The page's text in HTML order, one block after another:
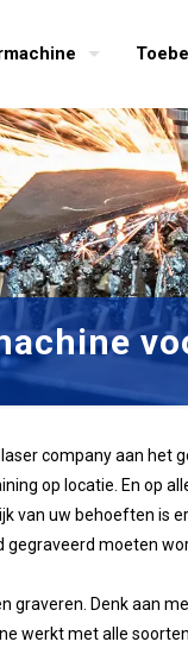
company aan het
op locatie. En op
van uw behoeften is
moeten
graveren. Denk aan
werkt met alle